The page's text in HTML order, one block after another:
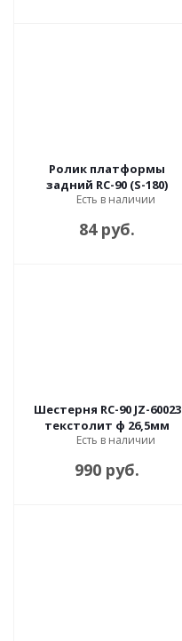
Ролик платформы
задний RC-90 (S-180)
Есть в наличии
84 руб.
Шестерня RC-90 JZ-60023
текстолит ф 26,5мм
Есть в наличии
990 руб.